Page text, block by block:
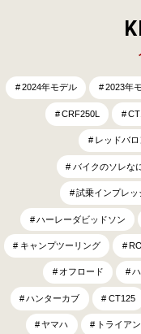
2024年モデル 2023年
CRF250L
レッドバ
バイクのソレな
試乗インプレッ
ハーレーダビッドソン
キャンプツーリング
オフロード
ハンターカブ CT125
ヤマハ トライア